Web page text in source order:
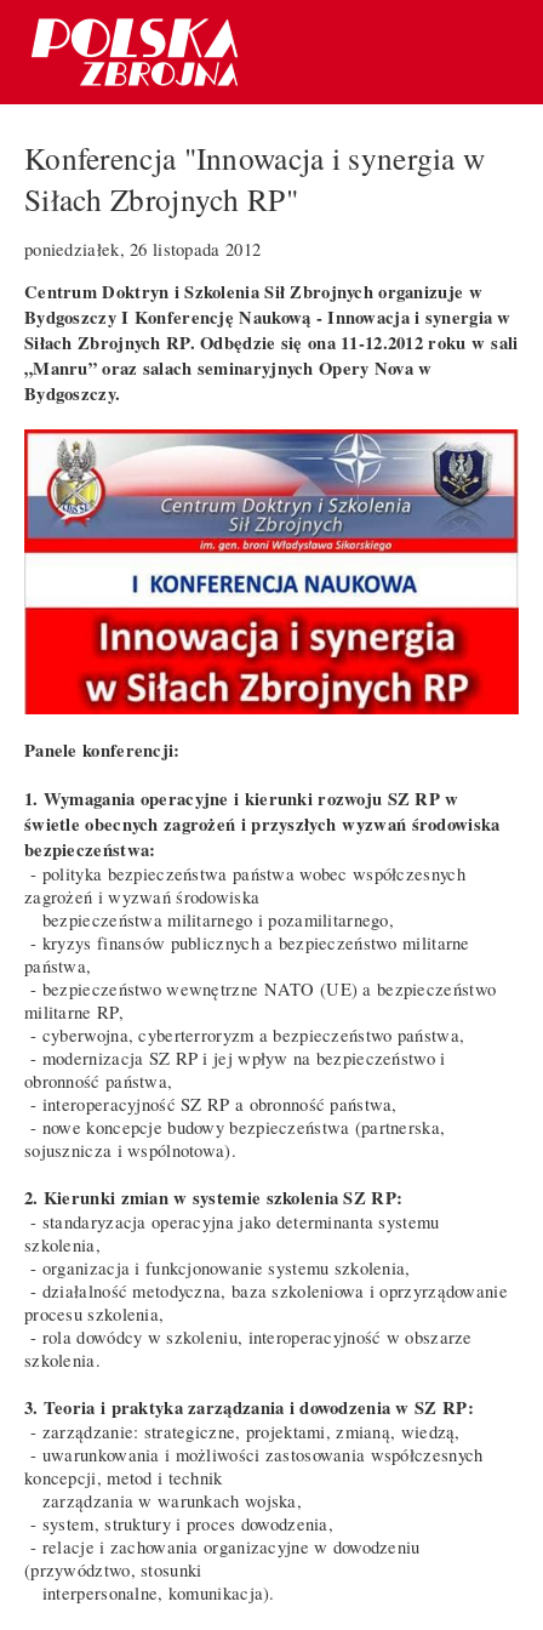
Konferencja "Innowacja i synergia w
Siłach Zbrojnych RP"
poniedziałek, 26 listopada 2012
Centrum Doktryn i Szkolenia Sił Zbrojnych organizuje w
Bydgoszczy I Konferencję Naukową - Innowacja i synergia w
Siłach Zbrojnych RP. Odbędzie się ona 11-12.2012 roku w sali
„Manru” oraz salach seminaryjnych Opery Nova w
Bydgoszczy.
Panele konferencji:
1. Wymagania operacyjne i kierunki rozwoju SZ RP w
świetle obecnych zagrożeń i przyszłychwyzwań środowiska
bezpieczeństwa:
- polityka bezpieczeństwa państwa wobec współczesnych
zagrożeń i wyzwań środowiska
bezpieczeństwa militarnego i pozamilitarnego,
- kryzys finansów publicznych a bezpieczeństwo militarne
państwa,
- bezpieczeństwo wewnętrzne NATO (UE) a bezpieczeństwo
militarne RP,
- cyberwojna, cyberterroryzm a bezpieczeństwo państwa,
- modernizacja SZ RP i jej wpływ na bezpieczeństwo i
obronność państwa,
- interoperacyjność SZ RP a obronność państwa,
- nowe koncepcje budowy bezpieczeństwa (partnerska,
sojusznicza i wspólnotowa).
2. Kierunki zmian w systemie szkolenia SZ RP:
- standaryzacja operacyjna jako determinanta systemu
szkolenia,
- organizacja i funkcjonowanie systemu szkolenia,
- działalność metodyczna, baza szkoleniowa i oprzyrządowanie
procesu szkolenia,
- rola dowódcy w szkoleniu, interoperacyjność w obszarze
szkolenia.
3. Teoria i praktyka zarządzania i dowodzenia w SZ RP:
- zarządzanie: strategiczne, projektami, zmianą, wiedzą,
- uwarunkowania i możliwości zastosowania współczesnych
koncepcji, metod i technik
zarządzania w warunkach wojska,
- system, struktury i proces dowodzenia,
- relacje i zachowania organizacyjne w dowodzeniu
(przywództwo, stosunki
interpersonalne, komunikacja).